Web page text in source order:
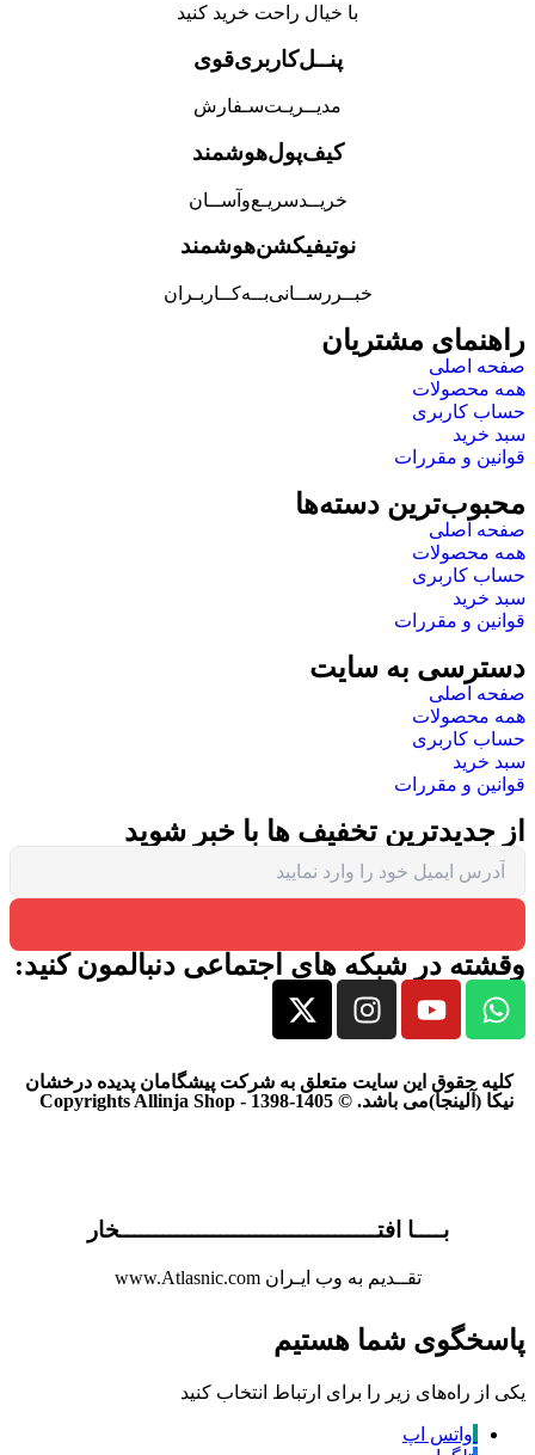
با خیال راحت خرید کنید
پنــل‌کاربری‌قوی
مدیــریـت‌سـفارش
کیف‌پول‌هوشمند
خریــد‌سریـع‌و‌آســان
نوتیفیکشن‌هوشمند
خبــررســانی‌بــه‌کــاربـران
راهنمای مشتریان
صفحه اصلی
همه محصولات
حساب کاربری
سبد خرید
قوانین و مقررات
محبوب‌ترین دسته‌ها
صفحه اصلی
همه محصولات
حساب کاربری
سبد خرید
قوانین و مقررات
دسترسی به سایت
صفحه اصلی
همه محصولات
حساب کاربری
سبد خرید
قوانین و مقررات
از جدیدترین تخفیف ها با خبر شوید
وقشته در شبکه های اجتماعی دنبالمون کنید:
کلیه حقوق این سایت متعلق به شرکت پیشگامان پدیده درخشان
نیکا (آلینجا)می باشد. © Copyrights Allinja Shop - 1398-1405
بــــا افتــــــــــــــــــــــــــــــــــــخار
تقــدیم به وب ایـران www.Atlasnic.com
پاسخگوی شما هستیم
یکی از راه‌های زیر را برای ارتباط انتخاب کنید
واتس اپ